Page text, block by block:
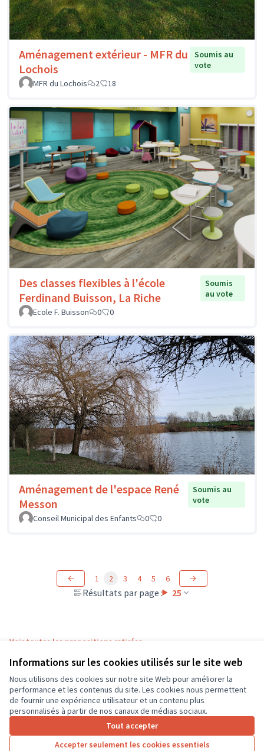
Informations sur les cookies utilisés sur le site web
Nous utilisons des cookies sur notre site Web pour améliorer la
performance et les contenus du site. Les cookies nous permettent
de fournir une expérience utilisateur et un contenu plus
personnalisés à partir de nos canaux de médias sociaux.
Tout accepter
Accepter seulement les cookies essentiels
Aménagement extérieur - MFR du
Lochois
Soumis au
vote
MFR du Lochois
2 18
Des classes flexibles à l'école
Ferdinand Buisson, La Riche
Soumis
au vote
Ecole F. Buisson
0 0
Aménagement de l'espace René
Messon
Soumis au
vote
Conseil Municipal des Enfants
0 0
Résultats par page : 25
1 2 3 4 5 6
Voir toutes les propositions retirées
Conditions d'utilisation
Paramètres des cookies
CD37 sur X
(Lien externe)
CD37 sur Facebook
CD37 sur Instagram
CD37 sur YouTube
(Lien externe)